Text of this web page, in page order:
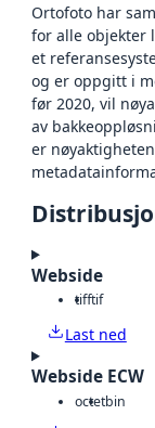
Ortofoto har
for alle objekter
et
og er oppgitt i
før 2020, vil
av
er
Webside
tifftif
Last ned
Webside ECW
octetbin